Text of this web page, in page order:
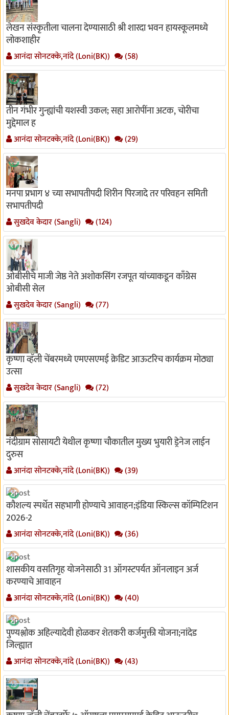
लेखन संस्कृतीला चालना देण्यासाठी श्री शारदा भवन हायस्कूलमध्ये
लोकशाहीर
आनंदा सोनटक्के,नांदे (Loni(BK)) (58)
तीन गंभीर गुन्ह्यांची यशस्वी उकल; सहा आरोपींना अटक, चोरीचा
मुद्देमाल ह
आनंदा सोनटक्के,नांदे (Loni(BK)) (29)
मनपा प्रभाग ४ च्या सभापतीपदी शिरीन पिरजादे तर परिवहन समिती
सभापतीपदी
सुखदेव केदार (Sangli) (124)
ओबीसीचे माजी जेष्ठ नेते अशोकसिंग रजपूत यांच्याकडून काँग्रेस
ओबीसी सेल
सुखदेव केदार (Sangli) (77)
कृष्णा व्हॅली चेंबरमध्ये एमएसएमई क्रेडिट आऊटरिच कार्यक्रम मोठ्या
उत्सा
सुखदेव केदार (Sangli) (72)
नंदीग्राम सोसायटी येथील कृष्णा चौकातील मुख्य भुयारी ड्रेनेज लाईन
दुरुस
आनंदा सोनटक्के,नांदे (Loni(BK)) (39)
कौशल्य स्पर्धेत सहभागी होण्याचे आवाहन;इंडिया स्किल्स कॉम्पिटिशन
2026-2
आनंदा सोनटक्के,नांदे (Loni(BK)) (36)
शासकीय वसतिगृह योजनेसाठी 31 ऑगस्टपर्यत ऑनलाइन अर्ज
करण्याचे आवाहन
आनंदा सोनटक्के,नांदे (Loni(BK)) (40)
पुण्यश्लोक अहिल्यादेवी होळकर शेतकरी कर्जमुक्ती योजना;नांदेड
जिल्ह्यात
आनंदा सोनटक्के,नांदे (Loni(BK)) (43)